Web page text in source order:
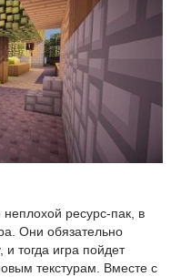
неплохой ресурс-пак, в
Они обязательно
и тогда игра пойдет
текстурам. Вместе с